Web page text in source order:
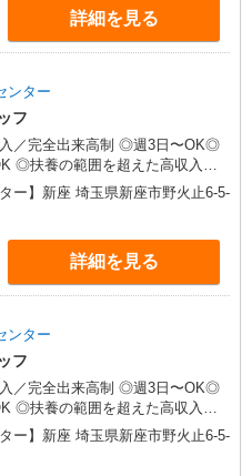
詳細を見る
ンター
フ
／完全出来高制 ◎週3日〜OK◎
◎扶養の範囲を超えた高収入も
償制度/月10万円（最長12か月
5日9時-13時の場合 月10万円〜
度あり 収入保障期間：12か月
ター】新座 埼玉県新座市野火止6-5-
詳細を見る
ンター
フ
／完全出来高制 ◎週3日〜OK◎
◎扶養の範囲を超えた高収入も
償制度/月10万円（最長12か月
5日9時-13時の場合 月10万円〜
ター】新座 埼玉県新座市野火止6-5-